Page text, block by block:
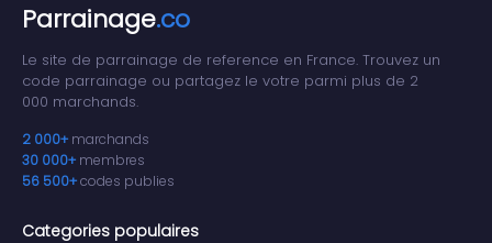
Parrainage.co
Le site de parrainage de reference en France. Trouvez un
code parrainage ou partagez le votre parmi plus de 2
000 marchands.
2 000+ marchands
30 000+ membres
56 500+codes publies
Categories populaires